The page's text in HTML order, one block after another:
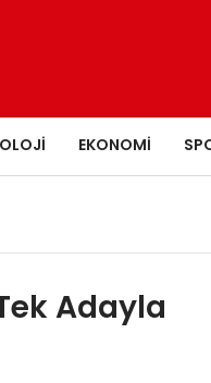
EKONOMI
Adayla